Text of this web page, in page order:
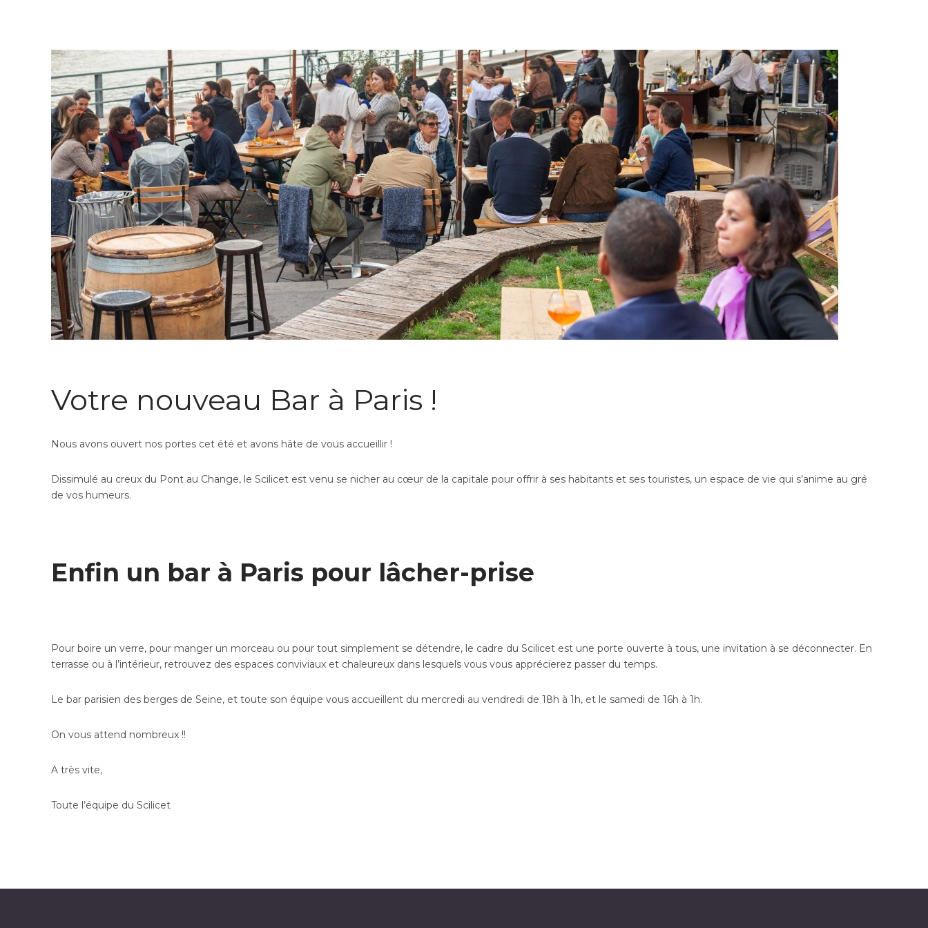
Votre nouveau Bar à Paris !
Nous avons ouvert nos portes cet été et avons hâte de vous accueillir !
Dissimulé au creux du Pont au Change, le Scilicet est venu se nicher au cœur de la capitale pour offrir à ses habitants et ses touristes, un espace de vie qui s’anime au gré
de vos humeurs.
Enfin un bar à Paris pour lâcher-prise
Pour boire un verre, pour manger un morceau ou pour tout simplement se détendre, le cadre du Scilicet est une porte ouverte à tous, une invitation à se déconnecter. En
terrasse ou à l’intérieur, retrouvez des espaces conviviaux et chaleureux dans lesquels vous vous apprécierez passer du temps.
Le bar parisien des berges de Seine, et toute son équipe vous accueillent du mercredi au vendredi de 18h à 1h, et le samedi de 16h à 1h.
On vous attend nombreux !!
A très vite,
Toute l’équipe du Scilicet